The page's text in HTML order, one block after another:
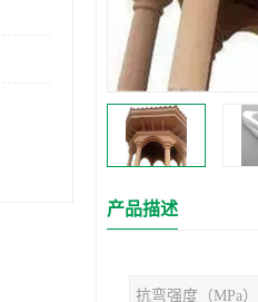
产品描述
抗弯强度（MPa）